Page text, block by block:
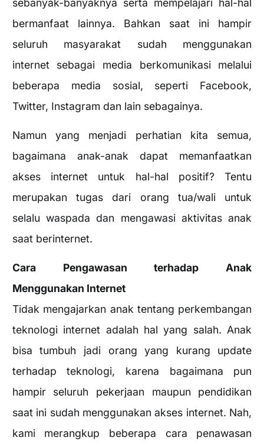
bermanfaat lainnya. Bahkan saat ini hampir
seluruh masyarakat sudah menggunakan
internet sebagai media berkomunikasi melalui
beberapa media sosial, seperti Facebook,
Twitter, Instagram dan lain sebagainya.
Namun yang menjadi perhatian kita semua,
bagaimana anak-anak dapat memanfaatkan
akses internet untuk hal-hal positif? Tentu
merupakan tugas dari orang tua/wali untuk
selalu waspada dan mengawasi aktivitas anak
saat berinternet.
Cara Pengawasan terhadap Anak
Menggunakan Internet
Tidak mengajarkan anak tentang perkembangan
teknologi internet adalah hal yang salah. Anak
bisa tumbuh jadi orang yang kurang update
terhadap teknologi, karena bagaimana pun
hampir seluruh pekerjaan maupun pendidikan
saat ini sudah menggunakan akses internet. Nah,
kami merangkup beberapa cara penawasan